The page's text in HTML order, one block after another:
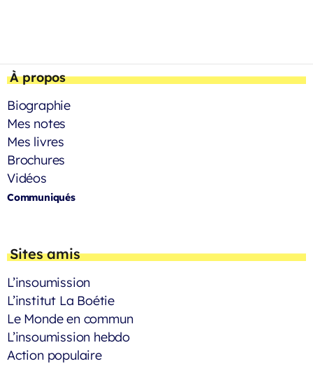
À propos
Biographie
Mes notes
Mes livres
Brochures
Vidéos
Communiqués
Sites amis
L’insoumission
L’institut La Boétie
Le Monde en commun
L’insoumission hebdo
Action populaire